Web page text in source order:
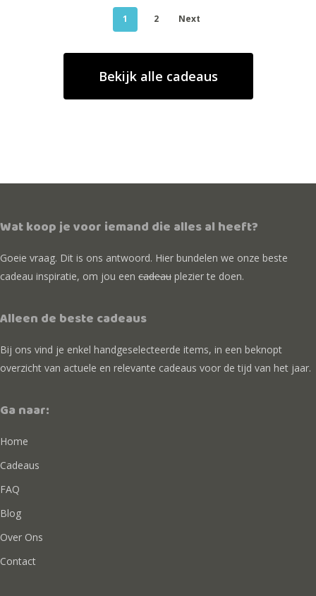
1 2 Next
Bekijk alle cadeaus
Wat koop je voor iemand die alles al heeft?
Goeie vraag. Dit is ons antwoord. Hier bundelen we onze beste
cadeau inspiratie, om jou een cadeau plezier te doen.
Alleen de beste cadeaus
Bij ons vind je enkel handgeselecteerde items, in een beknopt
overzicht van actuele en relevante cadeaus voor de tijd van het jaar.
Ga naar:
Home
Cadeaus
FAQ
Blog
Over Ons
Contact